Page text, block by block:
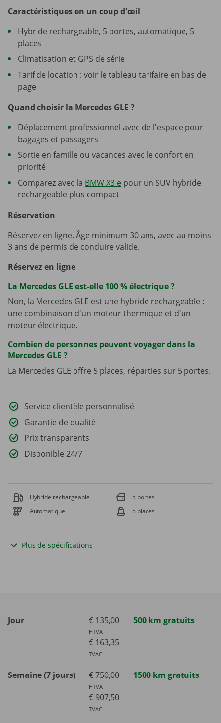
Caractéristiques en un coup d'œil
Hybride rechargeable, 5 portes, automatique, 5
places
Climatisation et GPS de série
Tarif de location : voir le tableau tarifaire en bas de
page
Quand choisir la Mercedes GLE ?
Déplacement professionnel avec de l'espace pour
bagages et passagers
Sortie en famille ou vacances avec le confort en
priorité
Comparez avec la BMW X3 e pour un SUV hybride
rechargeable plus compact
Réservation
Réservez en ligne. Âge minimum 30 ans, avec au moins
3 ans de permis de conduire valide.
Réservez en ligne
La Mercedes GLE est-elle 100 % électrique ?
Non, la Mercedes GLE est une hybride rechargeable :
une combinaison d'un moteur thermique et d'un
moteur électrique.
Combien de personnes peuvent voyager dans la
Mercedes GLE ?
La Mercedes GLE offre 5 places, réparties sur 5 portes.
Service clientèle personnalisé
Garantie de qualité
Prix transparents
Disponible 24/7
Hybride rechargeable
5 portes
Automatique
5 places
Plus de spécifications
Jour € 135,00
HTVA
€ 163,35
TVAC
500 km gratuits
Semaine (7 jours) € 750,00
HTVA
€ 907,50
TVAC
1500 km gratuits